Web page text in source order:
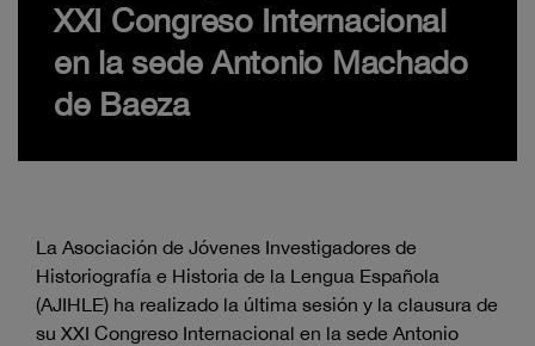
XXI Congreso Internacional
en la sede Antonio Machado
de Baeza
La Asociación de Jóvenes Investigadores de
Historiografía e Historia de la Lengua Española
(AJIHLE) ha realizado la última sesión y la clausura de
su XXI Congreso Internacional en la sede Antonio